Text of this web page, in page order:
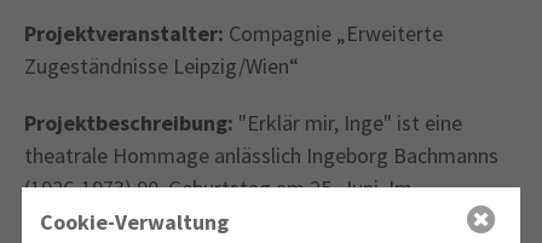
Projektveranstalter: Compagnie „Erweiterte
Zugeständnisse Leipzig/Wien“
Projektbeschreibung: "Erklär mir, Inge" ist eine
theatrale Hommage anlässlich Ingeborg Bachmanns
(1926-1973) 90. Geburtstag am 25. Juni. Im
Mittelpunkt steht das Leben der österreichischen
Cookie-Verwaltung